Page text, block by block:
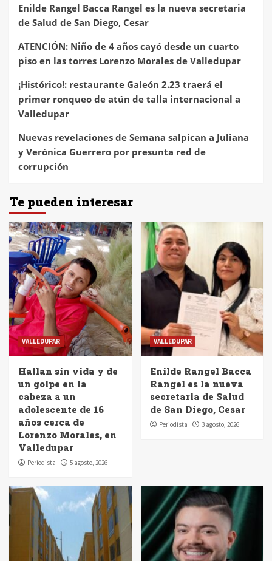
Enilde Rangel Bacca Rangel es la nueva secretaria
de Salud de San Diego, Cesar
ATENCIÓN: Niño de 4 años cayó desde un cuarto
piso en las torres Lorenzo Morales de Valledupar
¡Histórico!: restaurante Galeón 2.23 traerá el
primer ronqueo de atún de talla internacional a
Valledupar
Nuevas revelaciones de Semana salpican a Juliana
y Verónica Guerrero por presunta red de
corrupción
Te pueden interesar
VALLEDUPAR
Hallan sin vida y de
un golpe en la
cabeza a un
adolescente de 16
años cerca de
Lorenzo Morales, en
Valledupar
Periodista 5 agosto, 2026
VALLEDUPAR
Enilde Rangel Bacca
Rangel es la nueva
secretaria de Salud
de San Diego, Cesar
Periodista 3 agosto, 2026